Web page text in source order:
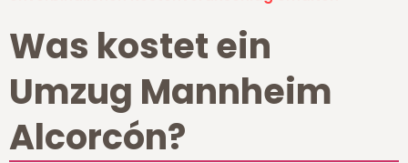
Was kostet ein
Umzug Mannheim
Alcorcón?